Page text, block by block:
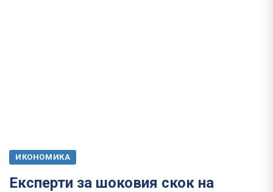
ИКОНОМИКА
Експерти за шоковия скок на